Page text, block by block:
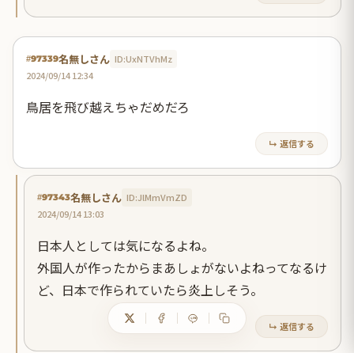
#97339名無しさん ID:UxNTVhMz
2024/09/14 12:34
鳥居を飛び越えちゃだめだろ
↳ 返信する
#97343名無しさん ID:JlMmVmZD
2024/09/14 13:03
日本人としては気になるよね。
外国人が作ったからまあしょがないよねってなるけ
ど、日本で作られていたら炎上しそう。
↳ 返信する